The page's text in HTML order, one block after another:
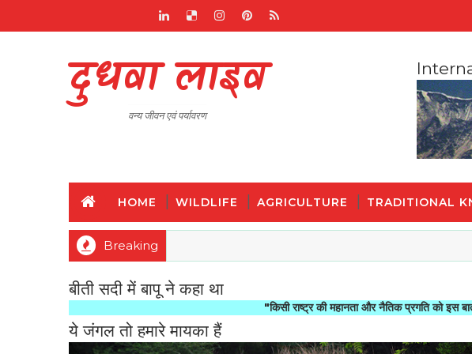
दुधवा लाइव
वन्य जीवन एवं पर्यावरण
HOME WILDLIFE AGRICULTURE TRADITIONAL
Breaking
बीती सदी में बापू ने कहा था
"किसी राष्ट्र की महानता और नैतिक प्रगति को इस बात से मापा
ये जंगल तो हमारे मायका हैं